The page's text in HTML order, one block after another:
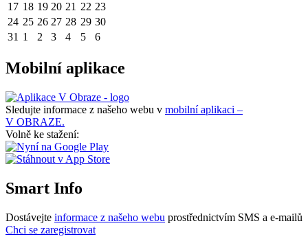
17 18 19 20 21 22 23
24 25 26 27 28 29 30
31 1 2 3 4 5 6
Mobilní aplikace
Sledujte informace z našeho webu v mobilní aplikaci –
V OBRAZE.
Volně ke stažení:
Smart Info
Dostávejte informace z našeho webu prostřednictvím SMS a e-mailů
Chci se zaregistrovat